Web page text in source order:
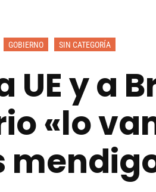
GOBIERNO SIN CATEGORÍA
y a
«lo